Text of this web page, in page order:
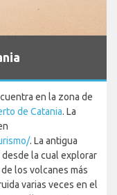
en la zona de
de Catania. La
. La antigua
la cual explorar
los volcanes más
varias veces en el